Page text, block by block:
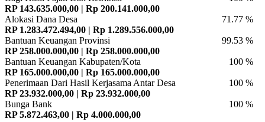
RP 143.635.000,00 | Rp 200.141.000,00
71.77 %
Alokasi Dana Desa
RP 1.283.472.494,00 | Rp 1.289.556.000,00
99.53 %
Bantuan Keuangan Provinsi
RP 258.000.000,00 | Rp 258.000.000,00
100 %
Bantuan Keuangan Kabupaten/Kota
RP 165.000.000,00 | Rp 165.000.000,00
100 %
Penerimaan Dari Hasil Kerjasama Antar Desa
RP 23.932.000,00 | Rp 23.932.000,00
100 %
Bunga Bank
RP 5.872.463,00 | Rp 4.000.000,00